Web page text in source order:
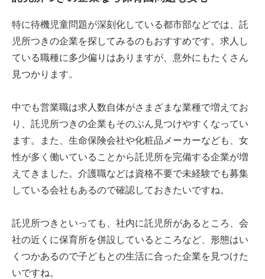
特に待機児童問題が深刻化している都市部などでは、託
児所つきの企業を探してみるのもおすすめです。求人し
ている職種に多少偏りはありますが、意外にもたくさん
見つかります。
中でも営業職は求人数自体がさまざまな業種で増えてお
り、託児所つきの企業もそのぶん見つけやすくなってい
ます。また、生命保険会社や化粧品メーカーなども、女
性が多く働いていることから託児所を完備する企業が増
えてきました。介護職などは資格不要で未経験でも募集
している会社もあるので確認しておきたいですね。
託児所つきといっても、社内に託児所があるところ、会
社の近くに保育所を併設しているところなど、形態はい
くつかあるので子どもとの生活に合った企業を見つけた
いですね。